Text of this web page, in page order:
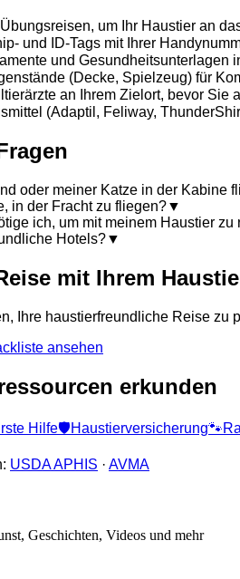
um Ihr Haustier an
und ID-Tags mit Ihrer
und Gesundheitsunterlagen
(Decke, Spielzeug) für
an Ihrem Zielort, bevor Sie
(Adaptil, Feliway,
oder meiner Katze in der Kabine
in der Fracht zu fliegen?▼
ich, um mit meinem Haustier zu
Hotels?▼
mit Ihrem
Ihre haustierfreundliche Reise
ansehen
erkunden
Hilfe🛡️Haustierversicherung🐾
USDA APHIS · AVMA
Geschichten, Videos und mehr